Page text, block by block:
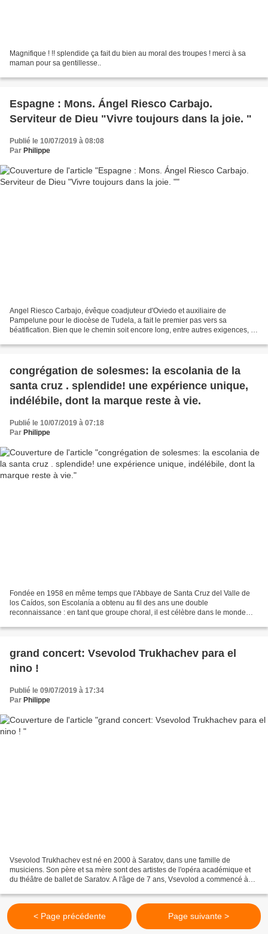
Magnifique ! !! splendide ça fait du bien au moral des troupes ! merci à sa
maman pour sa gentillesse..
Espagne : Mons. Ángel Riesco Carbajo.
Serviteur de Dieu "Vivre toujours dans la joie. "
Publié le 10/07/2019 à 08:08
Par Philippe
Angel Riesco Carbajo, évêque coadjuteur d'Oviedo et auxiliaire de
Pampelune pour le diocèse de Tudela, a fait le premier pas vers sa
béatification. Bien que le chemin soit encore long, entre autres exigences, la
congrégation de solesmes: la escolania de la
santa cruz . splendide! une expérience unique,
indélébile, dont la marque reste à vie.
Publié le 10/07/2019 à 07:18
Par Philippe
Fondée en 1958 en même temps que l'Abbaye de Santa Cruz del Valle de
los Caídos, son Escolanía a obtenu au fil des ans une double
reconnaissance : en tant que groupe choral, il est célèbre dans le monde
grand concert: Vsevolod Trukhachev para el
nino !
Publié le 09/07/2019 à 17:34
Par Philippe
Vsevolod Trukhachev est né en 2000 à Saratov, dans une famille de
musiciens. Son père et sa mère sont des artistes de l'opéra académique et
du théâtre de ballet de Saratov. A l'âge de 7 ans, Vsevolod a commencé à
< Page précédente Page suivante >